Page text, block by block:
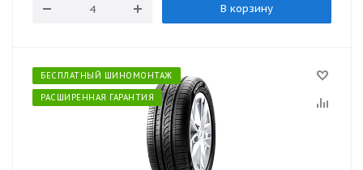
В корзину
БЕСПЛАТНЫЙ ШИНОМОНТАЖ
РАСШИРЕННАЯ ГАРАНТИЯ